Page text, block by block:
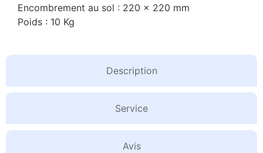
Description
Service
Avis
Encombrement au sol : 220 x 220 mm
Poids : 10 Kg